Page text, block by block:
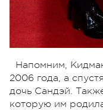
Напомним,
2006 года, а
дочь Сандэй.
которую им